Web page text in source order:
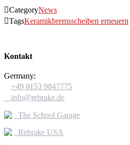
CategoryNews
TagsKeramikbremsscheiben erneuern
Kontakt
Germany:
+49 8153 9847775
info@rebrake.de
The School Garage
Rebrake USA